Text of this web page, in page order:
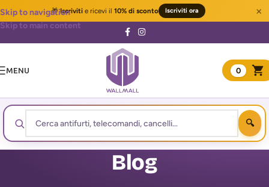
🎁Iscrivitie ricevi il 10% di sconto Iscriviti ora ×
Skip to navigation
Skip to main content
MENU 0
Blog